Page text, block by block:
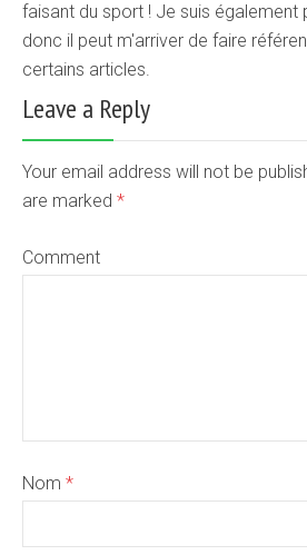
faisant du sport ! Je suis également
donc il peut m'arriver de faire
certains articles.
Leave a Reply
Your email address will not be
are marked *
Comment
Nom *